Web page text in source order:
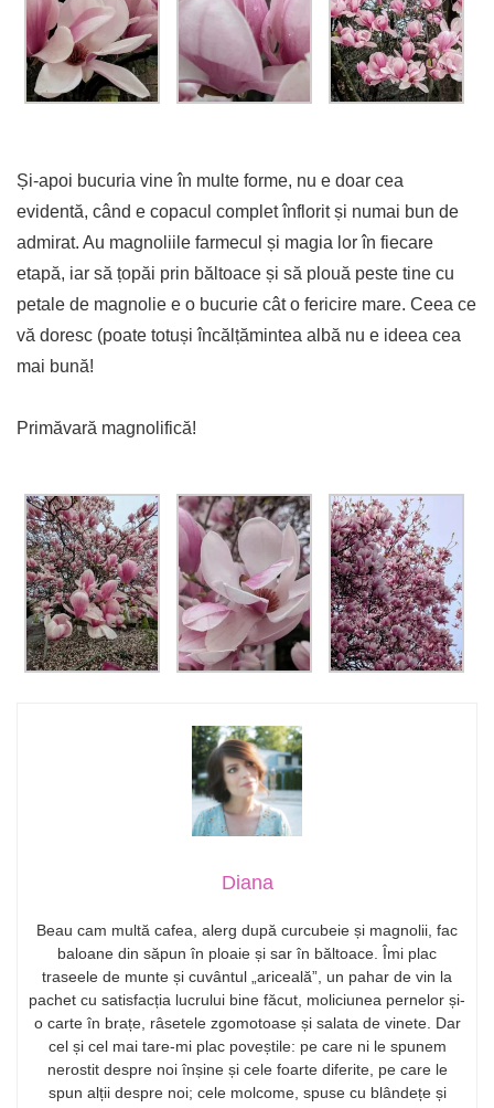
Și-apoi bucuria vine în multe forme, nu e doar cea
evidentă, când e copacul complet înflorit și numai bun de
admirat. Au magnoliile farmecul și magia lor în fiecare
etapă, iar să țopăi prin băltoace și să plouă peste tine cu
petale de magnolie e o bucurie cât o fericire mare. Ceea ce
vă doresc (poate totuși încălțămintea albă nu e ideea cea
mai bună!
Primăvară magnolifică!
Diana
Beau cam multă cafea, alerg după curcubeie și magnolii, fac
baloane din săpun în ploaie și sar în băltoace. Îmi plac
traseele de munte și cuvântul „ariceală”, un pahar de vin la
pachet cu satisfacția lucrului bine făcut, moliciunea pernelor și-
o carte în brațe, râsetele zgomotoase și salata de vinete. Dar
cel și cel mai tare-mi plac poveștile: pe care ni le spunem
nerostit despre noi înșine și cele foarte diferite, pe care le
spun alții despre noi; cele molcome, spuse cu blândețe și